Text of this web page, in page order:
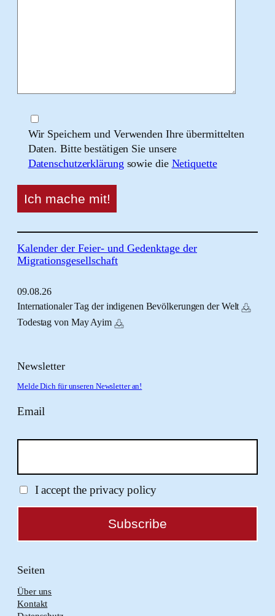
Wir Speichern und Verwenden Ihre übermittelten
Daten. Bitte bestätigen Sie unsere
Datenschutzerklärung sowie die Netiquette
Kalender der Feier- und Gedenktage der
Migrationsgesellschaft
09.08.26
Internationaler Tag der indigenen Bevölkerungen der Welt
Todestag von May Ayim
Newsletter
Melde Dich für unseren Newsletter an!
Email
I accept the privacy policy
Seiten
Über uns
Kontakt